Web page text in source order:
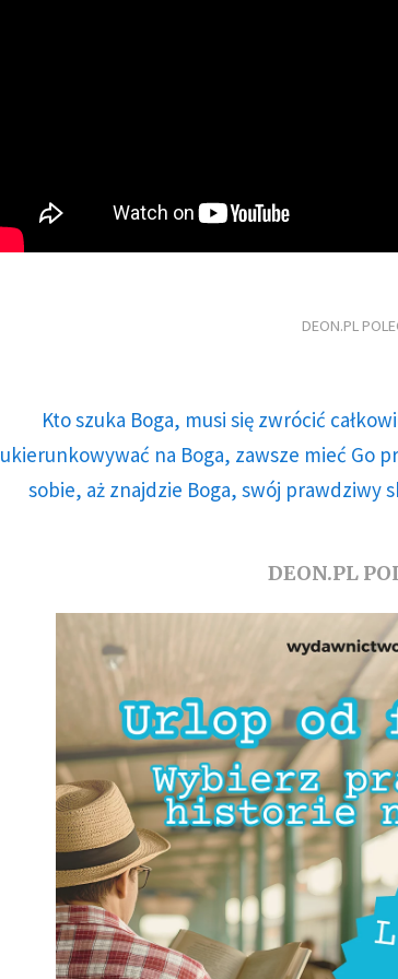
DEON.PL
Kto szuka Boga, musi się zwrócić
ukierunkowywać na Boga, zawsze mieć Go
sobie, aż znajdzie Boga, swój prawdziwy
DEON.PL